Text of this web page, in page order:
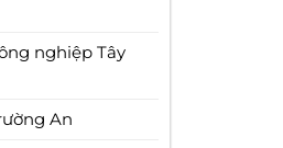
nghiệp Tây
An